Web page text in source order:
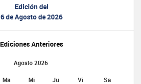
Edición del
6 de Agosto de 2026
Ediciones Anteriores
Agosto 2026
Ma Mi Ju Vi Sa